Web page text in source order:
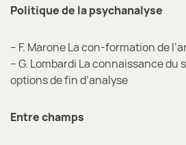
Politique de la psychanalyse
– F. Marone La con-formation de
– G. Lombardi La connaissance du
options de fin d’analyse
Entre champs